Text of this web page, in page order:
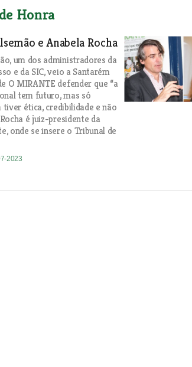
Honra
e Anabela Rocha
um dos administradores da
e da SIC, veio a Santarém
O MIRANTE defender que “a
tem futuro, mas só
ética, credibilidade e não
é juiz-presidente da
onde se insere o Tribunal de
2023